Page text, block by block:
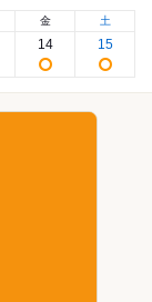
金
14
土
15